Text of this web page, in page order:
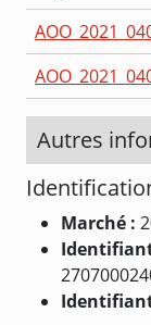
Autres
Marché :